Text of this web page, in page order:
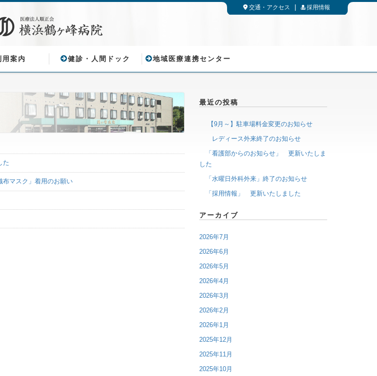
交通・アクセス 採用情報
用案内 健診・人間ドック 地域医療連携センター
た
マスク」着用のお願い
最近の投稿
【9月～】駐車場料金変更のお知らせ
レディース外来終了のお知らせ
「看護部からのお知らせ」 更新いたしま
した
「水曜日外科外来」終了のお知らせ
「採用情報」 更新いたしました
アーカイブ
2026年7月
2026年6月
2026年5月
2026年4月
2026年3月
2026年2月
2026年1月
2025年12月
2025年11月
2025年10月